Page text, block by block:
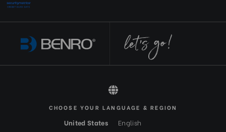
All rights reserved 2026 © Benro FR-EUR
CHOOSE YOUR LANGUAGE & REGION
United States English